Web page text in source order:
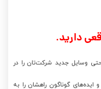
وسایل جدید شرکت‌تان را در
گوناگون راهشان را به